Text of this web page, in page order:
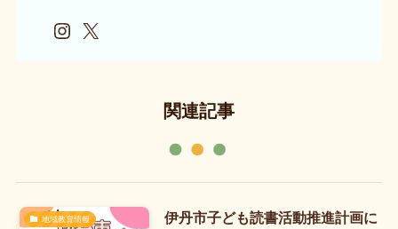
Instagram
X
関連記事
地域教育情報
伊丹市子ども読書活動推進計画に